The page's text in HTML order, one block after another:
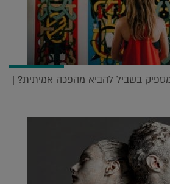
בשביל להביא מהפכה אמיתית? |